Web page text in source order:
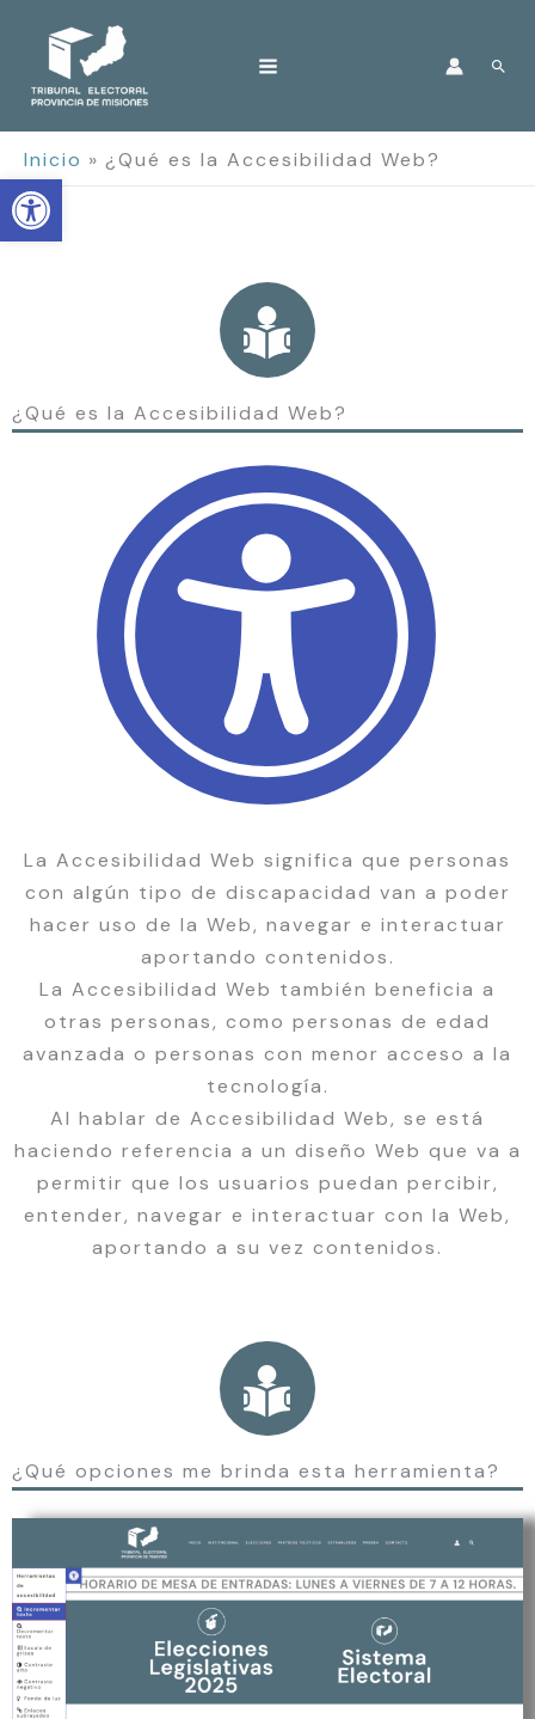
Open toolbar
contenido
Inicio ¿Qué es la Accesibilidad Web?
¿Qué es la Accesibilidad Web?
La Accesibilidad Web significa que personas
con algún tipo de discapacidad van a poder
hacer uso de la Web, navegar e interactuar
aportando contenidos.
La Accesibilidad Web también beneficia a
otras personas, como personas de edad
avanzada o personas con menor acceso a la
tecnología.
Al hablar de Accesibilidad Web, se está
haciendo referencia a un diseño Web que va a
permitir que los usuarios puedan percibir,
entender, navegar e interactuar con la Web,
aportando a su vez contenidos.
¿Qué opciones me brinda esta herramienta?